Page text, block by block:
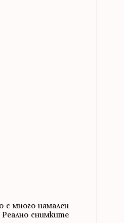
с много намален
снимките